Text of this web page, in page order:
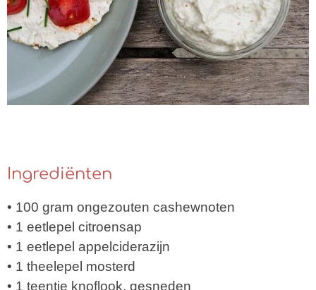
Ingrediënten
• 100 gram ongezouten cashewnoten
• 1 eetlepel citroensap
• 1 eetlepel appelciderazijn
• 1 theelepel mosterd
• 1 teentje knoflook, gesneden